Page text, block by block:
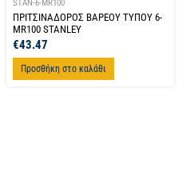
STAN-6-MR100
ΠΡΙΤΣΙΝΑΔΟΡΟΣ ΒΑΡΕΟΥ ΤΥΠΟΥ 6-
MR100 STANLEY
€43.47
Προσθήκη στο καλάθι